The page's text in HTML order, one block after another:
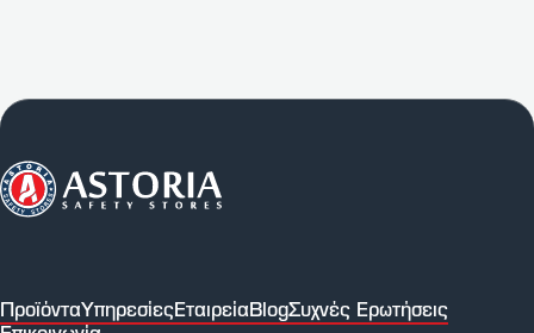
ΠροϊόνταΥπηρεσίεςΕταιρείαBlogΣυχνές Ερωτήσεις